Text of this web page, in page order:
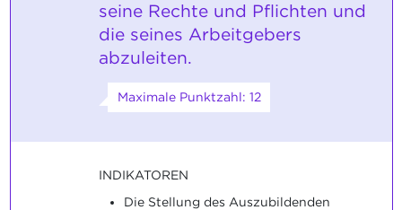
seine Rechte und Pflichten und
die seines Arbeitgebers
abzuleiten.
Maximale Punktzahl: 12
INDIKATOREN
Die Stellung des Auszubildenden